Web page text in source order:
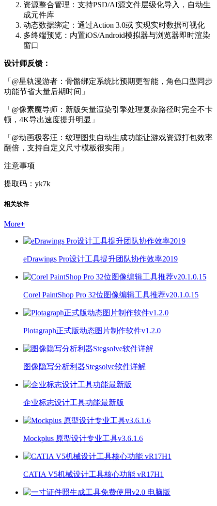
资源整合管理：支持PSD/AI源文件层级化导入，自动生
成元件库
动态数据绑定：通过Action 3.0或 实现实时数据可视化
多终端预览：内置iOS/Android模拟器与浏览器即时渲染
窗口
设计师反馈：
「@星轨漫游者：骨骼绑定系统比预期更智能，角色口型同步
功能节省大量后期时间」
「@像素魔导师：新版矢量渲染引擎处理复杂路径时完全不卡
顿，4K导出速度提升明显」
「@动画极客汪：纹理图集自动生成功能让游戏资源打包效率
翻倍，支持自定义尺寸模板很实用」
注意事项
提取码：yk7k
相关软件
More+
eDrawings Pro设计工具提升团队协作效率2019
Corel PaintShop Pro 32位图像编辑工具推荐v20.1.0.15
Plotagraph正式版动态图片制作软件v1.2.0
图像隐写分析利器Stegsolve软件详解
企业标志设计工具功能最新版
Mockplus 原型设计专业工具v3.6.1.6
CATIA V5机械设计工具核心功能 vR17H1